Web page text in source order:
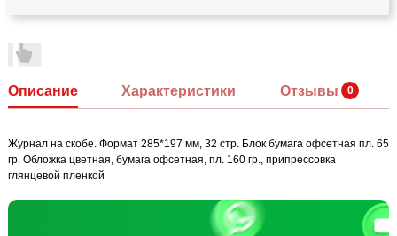
Описание Характеристики Отзывы
Журнал на скобе. Формат 285*197 мм, 32 стр. Блок бумага офсетная пл. 65
гр. Обложка цветная, бумага офсетная, пл. 160 гр., припрессовка
глянцевой пленкой